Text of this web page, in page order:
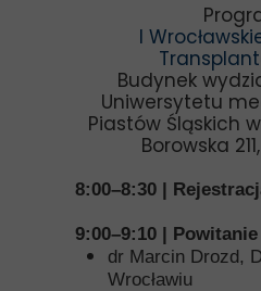
I
Budynek
Uniwersytetu
Piastów Śląskich
Borowska
8:00–8:30 |
9:00–9:10 | Powitanie
dr Marcin Drozd,
Wrocławiu